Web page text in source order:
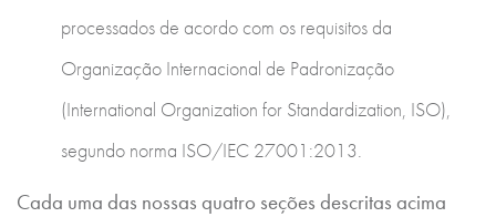
processados de acordo com os requisitos da
Organização Internacional de Padronização
(International Organization for Standardization, ISO),
segundo norma ISO/IEC 27001:2013.
Cada uma das nossas quatro seções descritas acima